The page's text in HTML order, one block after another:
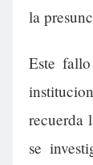
la
Este
recuerda
se